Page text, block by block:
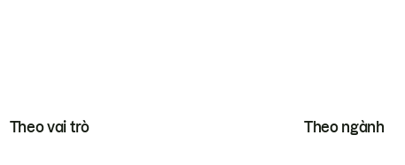
Theo vai trò Theo ngành